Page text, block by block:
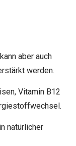
aber auch
werden.
Vitamin B12
natürlicher